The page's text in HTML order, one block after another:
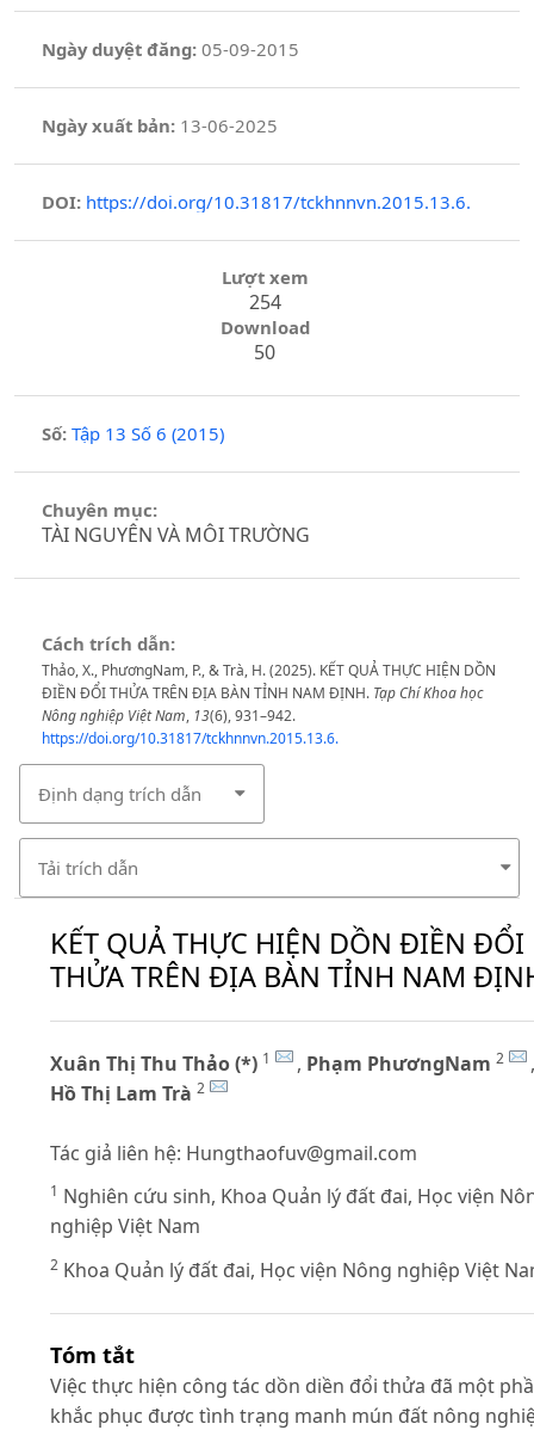
Ngày duyệt đăng:05-09-2015
Ngày xuất bản: 13-06-2025
DOI: https://doi.org/10.31817/tckhnnvn.2015.13.6.
Lượt xem
254
Download
50
Số: Tập 13 Số 6 (2015)
Chuyên mục:
TÀI NGUYÊN VÀ MÔI TRƯỜNG
Cách trích dẫn:
Thảo, X., PhươngNam, P., & Trà, H. (2025). KẾT QUẢ THỰC HIỆN DỒN
ĐIỀN ĐỔI THỬA TRÊN ĐỊA BÀN TỈNH NAM ĐỊNH. Tạp Chí Khoa học
Nông nghiệp Việt Nam, 13(6), 931–942.
https://doi.org/10.31817/tckhnnvn.2015.13.6.
Định dạng trích dẫn
Tải trích dẫn
KẾT QUẢ THỰC HIỆN DỒN ĐIỀN ĐỔI
THỬA TRÊN ĐỊA BÀN TỈNH NAM
Xuân Thị Thu Thảo (*) 1 , Phạm PhươngNam 2
,
Hồ Thị Lam Trà 2
Tác giả liên hệ: Hungthaofuv@gmail.com
1 Nghiên cứu sinh, Khoa Quản lý đất đai, Học viện
nghiệp Việt Nam
2 Khoa Quản lý đất đai, Học viện Nông nghiệp Việt
Tóm tắt
Việc thực hiện công tác dồn diền đổi thửa đã một
khắc phục được tình trạng manh mún đất nông